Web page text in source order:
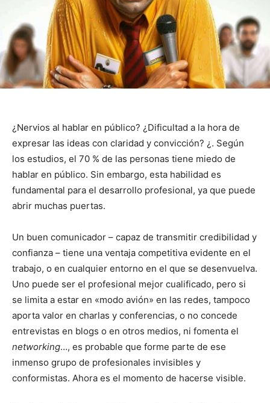
¿Nervios al hablar en público? ¿Dificultad a la hora de
expresar las ideas con claridad y convicción? ¿. Según
los estudios, el 70 % de las personas tiene miedo de
hablar en público. Sin embargo, esta habilidad es
fundamental para el desarrollo profesional, ya que puede
abrir muchas puertas.
Un buen comunicador – capaz de transmitir credibilidad y
confianza – tiene una ventaja competitiva evidente en el
trabajo, o en cualquier entorno en el que se desenvuelva.
Uno puede ser el profesional mejor cualificado, pero si
se limita a estar en «modo avión» en las redes, tampoco
aporta valor en charlas y conferencias, o no concede
entrevistas en blogs o en otros medios, ni fomenta el
networking…, es probable que forme parte de ese
inmenso grupo de profesionales invisibles y
conformistas. Ahora es el momento de hacerse visible.